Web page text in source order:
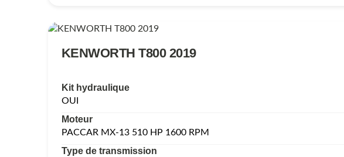
KENWORTH T800 2019
Kit hydraulique
OUI
Moteur
PACCAR MX-13 510 HP 1600 RPM
Type de transmission